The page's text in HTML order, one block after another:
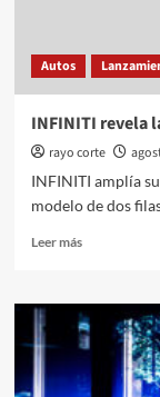
Autos
INFINITI revela
rayo corte
INFINITI amplía
modelo de dos
Leer másLeer
INFINITI
revela
la
nueva
QX65